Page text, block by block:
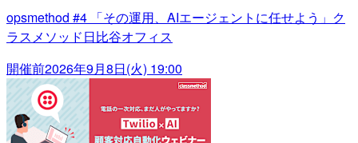
opsmethod #4 「その運用、AIエージェントに任せよう」ク
ラスメソッド日比谷オフィス
開催前2026年9月8日(火) 19:00